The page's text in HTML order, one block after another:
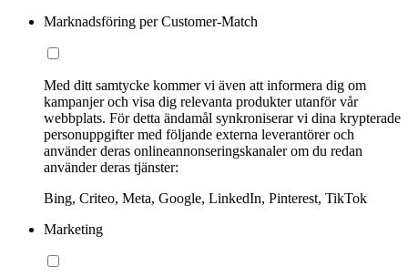
Marknadsföring per Customer-Match
Med ditt samtycke kommer vi även att informera dig om
kampanjer och visa dig relevanta produkter utanför vår
webbplats. För detta ändamål synkroniserar vi dina krypterade
personuppgifter med följande externa leverantörer och
använder deras onlineannonseringskanaler om du redan
använder deras tjänster:
Bing, Criteo, Meta, Google, LinkedIn, Pinterest, TikTok
Marketing